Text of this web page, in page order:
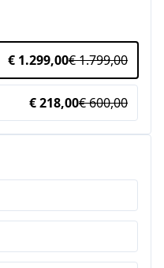
€ 1.299,00€ 1.799,00
€ 218,00€ 600,00